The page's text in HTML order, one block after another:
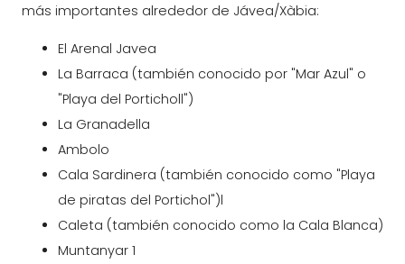
más importantes alrededor de Jávea/Xàbia:
El Arenal Javea
La Barraca (también conocido por "Mar Azul" o
"Playa del Porticholl")
La Granadella
Ambolo
Cala Sardinera (también conocido como "Playa
de piratas del Portichol")l
Caleta (también conocido como la Cala Blanca)
Muntanyar 1